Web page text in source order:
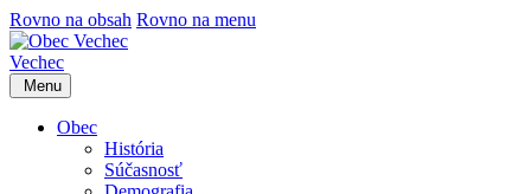
Rovno na obsah Rovno na menu
Vechec
Menu
Obec
História
Súčasnosť